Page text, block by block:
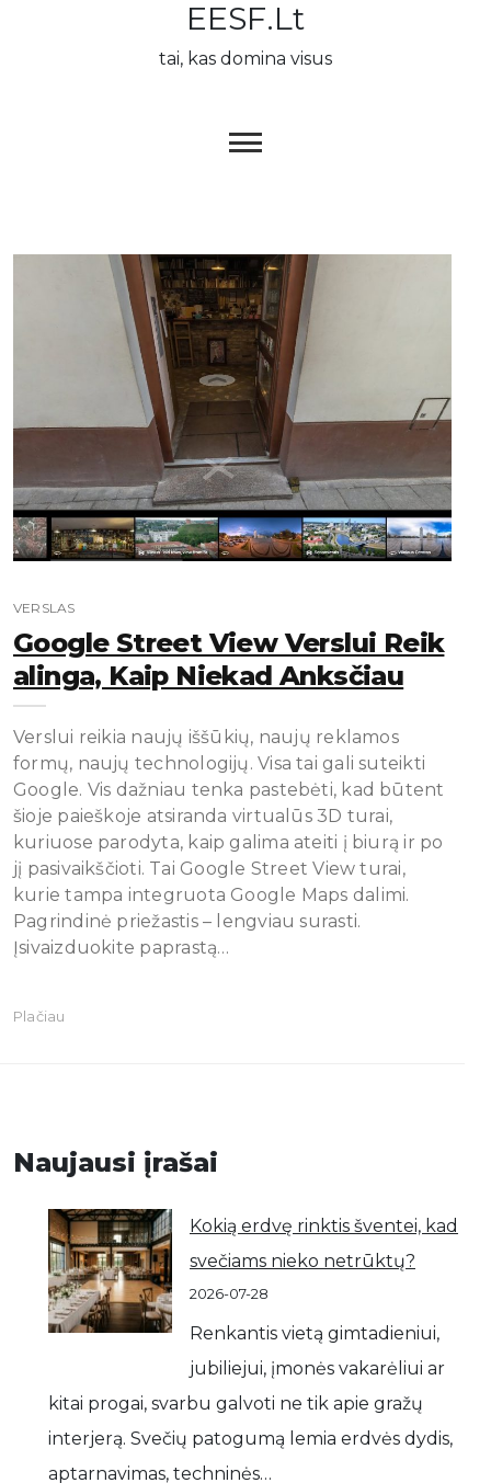
EESF.lt
tai, kas domina visus
VERSLAS
Google Street View Verslui Reik
Alinga, Kaip Niekad Anksčiau
Verslui reikia naujų iššūkių, naujų reklamos
formų, naujų technologijų. Visa tai gali suteikti
Google. Vis dažniau tenka pastebėti, kad būtent
šioje paieškoje atsiranda virtualūs 3D turai,
kuriuose parodyta, kaip galima ateiti į biurą ir po
jį pasivaikščioti. Tai Google Street View turai,
kurie tampa integruota Google Maps dalimi.
Pagrindinė priežastis – lengviau surasti.
Įsivaizduokite paprastą…
Plačiau
Naujausi įrašai
Kokią erdvę rinktis šventei, kad
svečiams nieko netrūktų?
2026-07-28
Renkantis vietą gimtadieniui,
jubiliejui, įmonės vakarėliui ar
kitai progai, svarbu galvoti ne tik apie gražų
interjerą. Svečių patogumą lemia erdvės dydis,
aptarnavimas, techninės…